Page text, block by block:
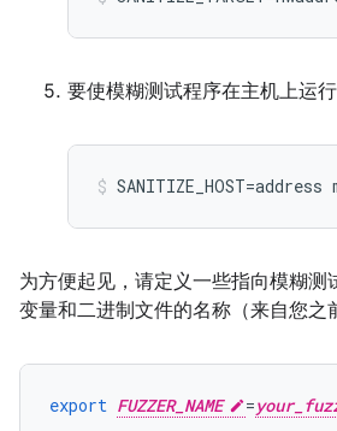
要使模糊测试程序在主机上运
为方便起见，请定义一些指向模糊测
变量和二进制文件的名称（来自您之
export FUZZER_NAME =